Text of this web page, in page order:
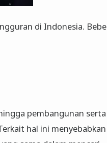
di Indonesia.
pembangunan serta
hal ini menyebabkan